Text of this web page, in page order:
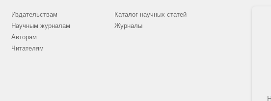
Издательствам
Научным журналам
Авторам
Читателям
Каталог научных статей
Журналы